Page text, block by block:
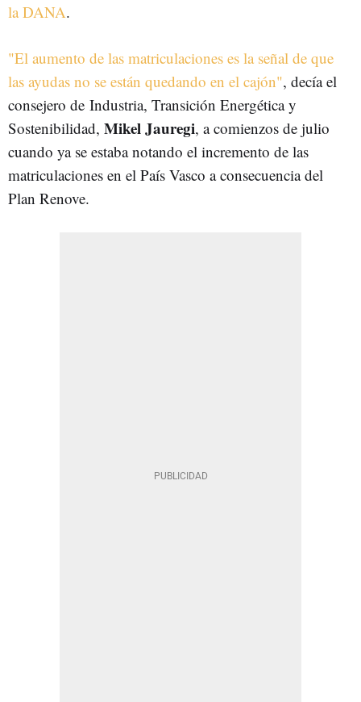
la DANA.
"El aumento de las matriculaciones es la señal de que
las ayudas no se están quedando en el cajón", decía el
consejero de Industria, Transición Energética y
Sostenibilidad, Mikel Jauregi, a comienzos de julio
cuando ya se estaba notando el incremento de las
matriculaciones en el País Vasco a consecuencia del
Plan Renove.